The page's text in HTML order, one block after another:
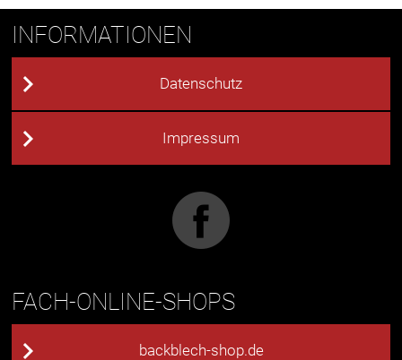
INFORMATIONEN
Datenschutz
Impressum
FACH-ONLINE-SHOPS
backblech-shop.de